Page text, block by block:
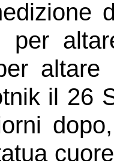
per
il 26